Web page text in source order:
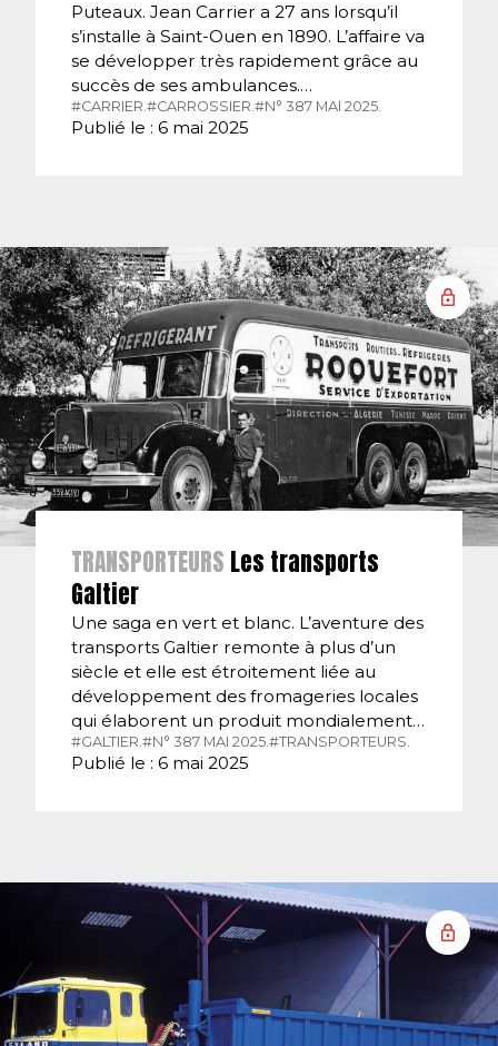
Puteaux. Jean Carrier a 27 ans lorsqu’il
s’installe à Saint-Ouen en 1890. L’affaire va
se développer très rapidement grâce au
succès de ses ambulances.…
#CARRIER.#CARROSSIER.#N° 387 MAI 2025.
Publié le : 6 mai 2025
TRANSPORTEURS Les transports
Galtier
Une saga en vert et blanc. L’aventure des
transports Galtier remonte à plus d’un
siècle et elle est étroitement liée au
développement des fromageries locales
qui élaborent un produit mondialement…
#GALTIER.#N° 387 MAI 2025.#TRANSPORTEURS.
Publié le : 6 mai 2025